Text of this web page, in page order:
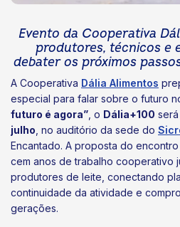
Evento da Cooperativa
produtores, técnicos e
debater os próximos
A Cooperativa Dália Alimentos
especial para falar sobre o futuro
futuro é agora” , o Dália+100
julho , no auditório da sede do
Encantado. A proposta do
cem anos de trabalho cooperativo
produtores de leite, conectando
continuidade da atividade e
gerações.